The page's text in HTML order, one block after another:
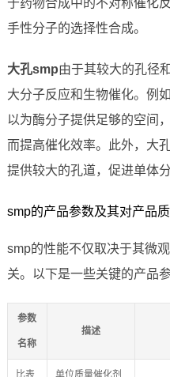
于药物合成中的不对称催化
手性分子的选择性合成。
大孔smp由于其较大的孔径
大分子反应和生物催化。例
以为酶分子提供足够的空间
而提高催化效率。此外，大
提供较大的孔道，促进单体
smp的产品参数及其对产品
smp的性能不仅取决于其微
关。以下是一些关键的产品
参数
名称
描述